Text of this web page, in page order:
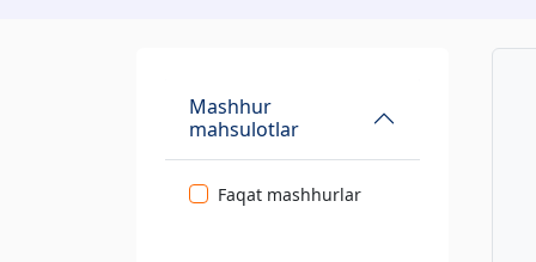
Mashhur
mahsulotlar
Faqat mashhurlar